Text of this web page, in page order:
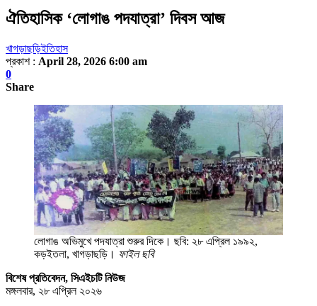
ঐতিহাসিক ‘লোগাঙ পদযাত্রা’ দিবস আজ
খাগড়াছড়িইতিহাস
প্রকাশ : April 28, 2026 6:00 am
0
Share
লোগাঙ অভিমুখে পদযাত্রা শুরুর দিকে। ছবি: ২৮ এপ্রিল ১৯৯২,
কড়ইতলা, খাগড়াছড়ি। ফাইল ছবি
বিশেষ প্রতিবেদন, সিএইচটি নিউজ
মঙ্গলবার, ২৮ এপ্রিল ২০২৬